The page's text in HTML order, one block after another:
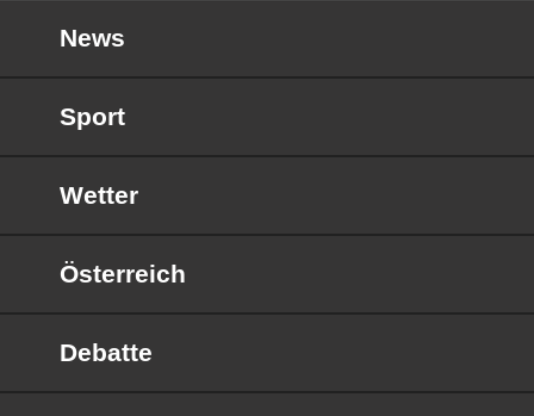
News
Sport
Wetter
Österreich
Debatte